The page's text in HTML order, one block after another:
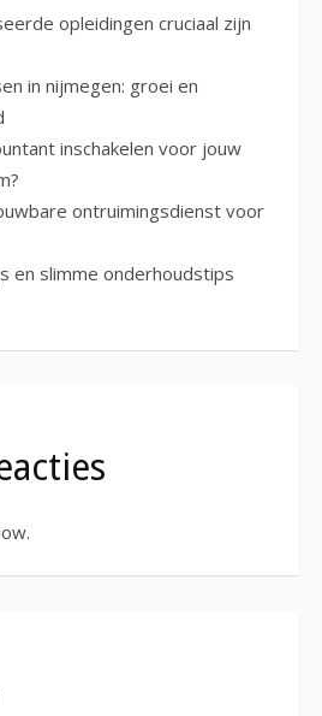
opleidingen cruciaal zijn
in nijmegen: groei en
inschakelen voor jouw
ontruimingsdienst voor
en slimme onderhoudstips